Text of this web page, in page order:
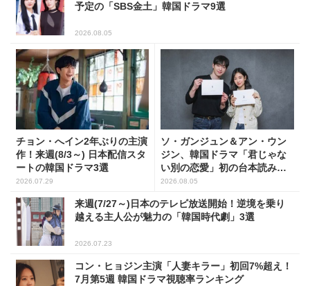
予定の「SBS金土」韓国ドラマ9選
2026.08.05
チョン・へイン2年ぶりの主演
作！来週(8/3～) 日本配信スタ
ートの韓国ドラマ3選
2026.07.29
ソ・ガンジュン＆アン・ウン
ジン、韓国ドラマ「君じゃな
い別の恋愛」初の台本読み合
わせで抜群のケミ
2026.08.05
来週(7/27～)日本のテレビ放送開始！逆境を乗り
越える主人公が魅力の「韓国時代劇」3選
2026.07.23
コン・ヒョジン主演「人妻キラー」初回7%超え！
7月第5週 韓国ドラマ視聴率ランキング